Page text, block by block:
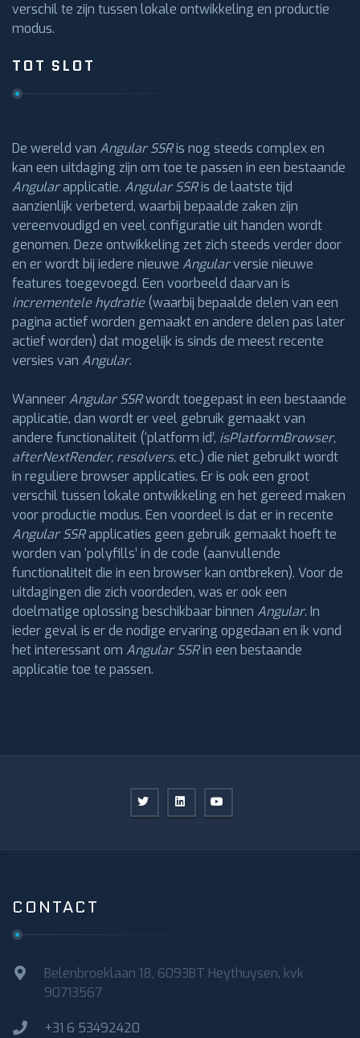
verschil te zijn tussen lokale ontwikkeling en productie
modus.
TOT SLOT
De wereld van Angular SSRis nog steeds complex en
kan een uitdaging zijn om toe te passen in een bestaande
Angularapplicatie. Angular SSRis de laatste tijd
aanzienlijk verbeterd, waarbij bepaalde zaken zijn
vereenvoudigd en veel configuratie uit handen wordt
genomen. Deze ontwikkeling zet zich steeds verder door
en er wordt bij iedere nieuwe Angularversie nieuwe
features toegevoegd. Een voorbeeld daarvan is
incrementele hydratie(waarbij bepaalde delen van een
pagina actief worden gemaakt en andere delen pas later
actief worden) dat mogelijk is sinds de meest recente
versies van Angular.
WanneerAngular SSRwordt toegepast in een bestaande
applicatie, dan wordt er veel gebruik gemaakt van
andere functionaliteit (‘platform id’, isPlatformBrowser,
afterNextRender, resolvers,etc.) die niet gebruikt wordt
in reguliere browser applicaties. Er is ook een groot
verschil tussen lokale ontwikkeling en het gereed maken
voor productie modus. Een voordeel is dat er in recente
Angular SSRapplicaties geen gebruik gemaakt hoeft te
worden van ‘polyfills’ in de code (aanvullende
functionaliteit die in een browser kan ontbreken). Voor de
uitdagingen die zich voordeden, was er ook een
doelmatige oplossing beschikbaar binnen Angular. In
ieder geval is er de nodige ervaring opgedaan en ik vond
het interessant om Angular SSRin een bestaande
applicatie toe te passen.
CONTACT
Belenbroeklaan 18, 6093BT Heythuysen, kvk
90713567
+31 6 53492420